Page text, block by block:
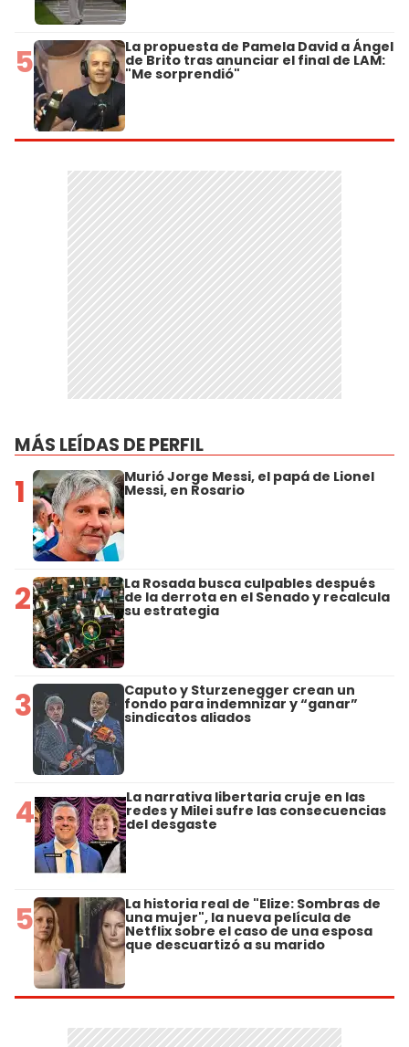
5 La propuesta de Pamela David a Ángel
de Brito tras anunciar el final de LAM:
"Me sorprendió"
MÁS LEÍDAS DE PERFIL
1 Murió Jorge Messi, el papá de Lionel
Messi, en Rosario
2 La Rosada busca culpables después
de la derrota en el Senado y recalcula
su estrategia
3 Caputo y Sturzenegger crean un
fondo para indemnizar y “ganar”
sindicatos aliados
4 La narrativa libertaria cruje en las
redes y Milei sufre las consecuencias
del desgaste
5 La historia real de "Elize: Sombras de
una mujer", la nueva película de
Netflix sobre el caso de una esposa
que descuartizó a su marido